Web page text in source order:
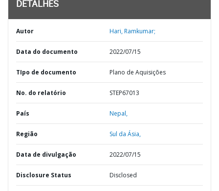
DETALHES
Autor Hari, Ramkumar;
Data do documento 2022/07/15
TIpo de documento Plano de Aquisições
No. do relatório STEP67013
País Nepal,
Região Sul da Ásia,
Data de divulgação 2022/07/15
Disclosure Status Disclosed